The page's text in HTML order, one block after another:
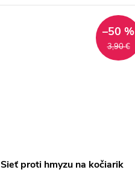
3,90 €
–50 %
Sieť proti hmyzu na kočiarik